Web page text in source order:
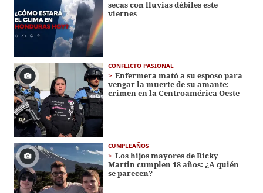
secas con lluvias débiles este
viernes
CONFLICTO PASIONAL
Enfermera mató a su esposo para
vengar la muerte de su amante:
crimen en la Centroamérica Oeste
CUMPLEAÑOS
Los hijos mayores de Ricky
Martin cumplen 18 años: ¿A quién
se parecen?